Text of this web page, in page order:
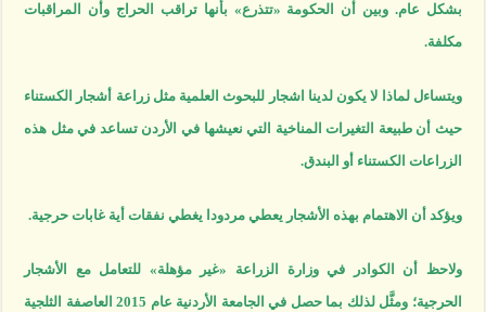
بشكل عام. وبين أن الحكومة «تتذرع» بأنها تراقب الحراج وأن المراقبات
مكلفة.
ويتساءل لماذا لا يكون لدينا اشجار للبحوث العلمية مثل زراعة أشجار الكستناء
حيث أن طبيعة التغيرات المناخية التي نعيشها في الأردن تساعد في مثل هذه
الزراعات الكستناء أو البندق.
ويؤكد أن الاهتمام بهذه الأشجار يعطي مردودا يغطي نفقات أية غابات حرجية.
ولاحظ أن الكوادر في وزارة الزراعة «غير مؤهلة» للتعامل مع الأشجار
الحرجية؛ ومثَّل لذلك بما حصل في الجامعة الأردنية عام 2015 العاصفة الثلجية